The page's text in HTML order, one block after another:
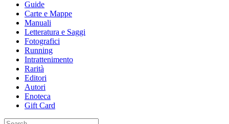
Guide
Carte e Mappe
Manuali
Letteratura e Saggi
Fotografici
Running
Intrattenimento
Rarità
Editori
Autori
Enoteca
Gift Card